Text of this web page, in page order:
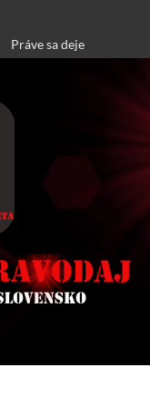
Práve sa deje